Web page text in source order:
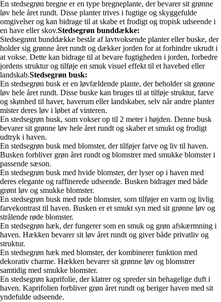
En stedsegrøn bregne er en type bregneplante, der bevarer sit grønne
løv hele året rundt. Disse planter trives i fugtige og skyggefulde
omgivelser og kan bidrage til at skabe et frodigt og tropisk udseende i
en have eller skov.Stedsegrøn bunddække:
Stedsegrønt bunddække består af lavtvoksende planter eller buske, der
holder sig grønne året rundt og dækker jorden for at forhindre ukrudt i
at vokse. Dette kan bidrage til at bevare fugtigheden i jorden, forbedre
jordens struktur og tilføje en smuk visuel effekt til et havebed eller
landskab.Stedsegrøn busk:
En stedsegrøn busk er en løvfældende plante, der beholder sit grønne
løv hele året rundt. Disse buske kan bruges til at tilføje struktur, farve
og skønhed til haver, haverum eller landskaber, selv når andre planter
mister deres løv i løbet af vinteren.
En stedsegrøn busk, som vokser op til 2 meter i højden. Denne busk
bevarer sit grønne løv hele året rundt og skaber et smukt og frodigt
udtryk i haven.
En stedsegrøn busk med blomster, der tilføjer farve og liv til haven.
Busken forbliver grøn året rundt og blomstrer med smukke blomster i
passende sæson.
En stedsegrøn busk med hvide blomster, der lyser op i haven med
deres elegante og raffinerede udseende. Busken bidrager med både
grønt løv og smukke blomster.
En stedsegrøn busk med røde blomster, som tilføjer en varm og livlig
farvekontrast til haven. Busken er et smukt syn med sit grønne løv og
strålende røde blomster.
En stedsegrøn hæk, der fungerer som en smuk og grøn afskærmning i
haven. Hækken bevarer sit løv året rundt og giver både privatliv og
struktur.
En stedsegrøn hæk med blomster, der kombinerer funktion med
dekorativ charme. Hækken bevarer sit grønne løv og blomstrer
samtidig med smukke blomster.
En stedsegrøn kaprifolie, der klatrer og spreder sin behagelige duft i
haven. Kaprifolien forbliver grøn året rundt og beriger haven med sit
yndefulde udseende.